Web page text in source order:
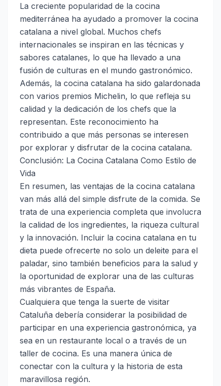
La creciente popularidad de la cocina
mediterránea ha ayudado a promover la cocina
catalana a nivel global. Muchos chefs
internacionales se inspiran en las técnicas y
sabores catalanes, lo que ha llevado a una
fusión de culturas en el mundo gastronómico.
Además, la cocina catalana ha sido galardonada
con varios premios Michelin, lo que refleja su
calidad y la dedicación de los chefs que la
representan. Este reconocimiento ha
contribuido a que más personas se interesen
por explorar y disfrutar de la cocina catalana.
Conclusión: La Cocina Catalana Como Estilo de
Vida
En resumen, las ventajas de la cocina catalana
van más allá del simple disfrute de la comida. Se
trata de una experiencia completa que involucra
la calidad de los ingredientes, la riqueza cultural
y la innovación. Incluir la cocina catalana en tu
dieta puede ofrecerte no solo un deleite para el
paladar, sino también beneficios para la salud y
la oportunidad de explorar una de las culturas
más vibrantes de España.
Cualquiera que tenga la suerte de visitar
Cataluña debería considerar la posibilidad de
participar en una experiencia gastronómica, ya
sea en un restaurante local o a través de un
taller de cocina. Es una manera única de
conectar con la cultura y la historia de esta
maravillosa región.